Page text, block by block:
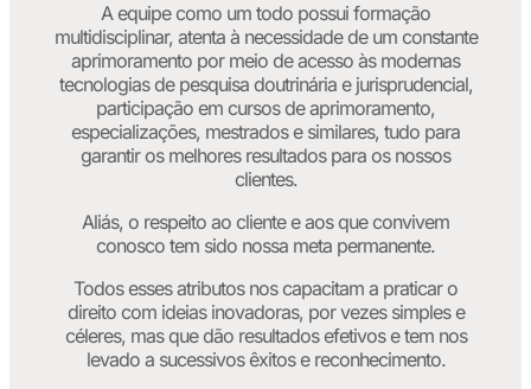
A equipe como um todo possui formação
multidisciplinar, atenta à necessidade de um constante
aprimoramento por meio de acesso às modernas
tecnologias de pesquisa doutrinária e jurisprudencial,
participação em cursos de aprimoramento,
especializações, mestrados e similares, tudo para
garantir os melhores resultados para os nossos
clientes.
Aliás, o respeito ao cliente e aos que convivem
conosco tem sido nossa meta permanente.
Todos esses atributos nos capacitam a praticar o
direito com ideias inovadoras, por vezes simples e
céleres, mas que dão resultados efetivos e tem nos
levado a sucessivos êxitos e reconhecimento.